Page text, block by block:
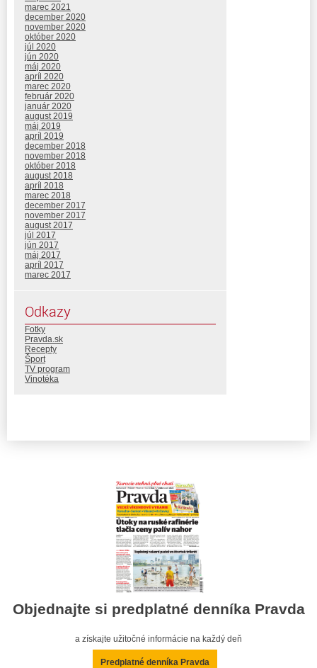
marec 2021
december 2020
november 2020
október 2020
júl 2020
jún 2020
máj 2020
apríl 2020
marec 2020
február 2020
január 2020
august 2019
máj 2019
apríl 2019
december 2018
november 2018
október 2018
august 2018
apríl 2018
marec 2018
december 2017
november 2017
august 2017
júl 2017
jún 2017
máj 2017
apríl 2017
marec 2017
Odkazy
Fotky
Pravda.sk
Recepty
Šport
TV program
Vinotéka
Objednajte si predplatné denníka Pravda
a získajte užitočné informácie na každý deň
Predplatné denníka Pravda